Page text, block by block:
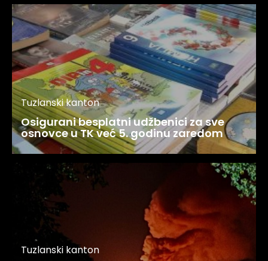
Tuzlanski kanton
Osigurani besplatni udžbenici za sve
osnovce u TK već 5. godinu zaredom
Tuzlanski kanton